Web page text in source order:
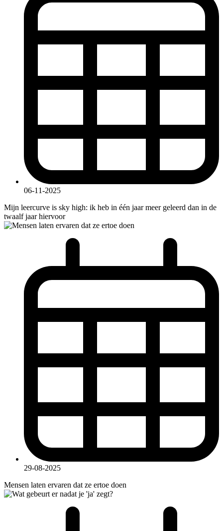
06-11-2025
Mijn leercurve is sky high: ik heb in één jaar meer geleerd dan in de
twaalf jaar hiervoor
29-08-2025
Mensen laten ervaren dat ze ertoe doen